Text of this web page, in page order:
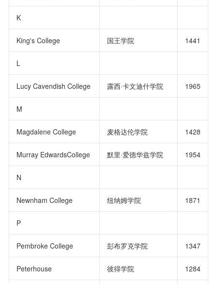
K
King's College 国王学院 1441
L
Lucy Cavendish College 露西·卡文迪什学院 1965
M
Magdalene College 麦格达伦学院 1428
Murray EdwardsCollege 默里·爱德华兹学院 1954
N
Newnham College 纽纳姆学院 1871
P
Pembroke College 彭布罗克学院 1347
Peterhouse 彼得学院 1284